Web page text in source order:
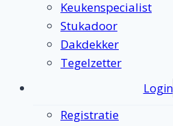
Keukenspecialist
Stukadoor
Dakdekker
Tegelzetter
Login
Registratie